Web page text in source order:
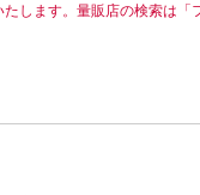
します。量販店の検索は「